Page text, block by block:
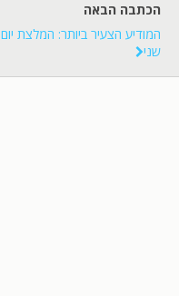
הכתבה הבאה
המודיע הצעיר ביותר: המלצת יום
שני